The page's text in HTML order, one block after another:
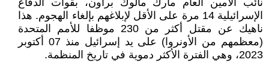
نائب الأمين العام مارك مالوك براون، بقوات الدفاع
الإسرائيلية 14 مرة على الأقل لإبلاغهم بإلغاء الهجوم. هذا
ناهيك عن مقتل أكثر من 230 موظفا للأمم المتحدة
(معظمهم من الأونروا) على يد إسرائيل منذ 07 أكتوبر
2023، وهي الفترة الأكثر دموية في تاريخ المنظمة.